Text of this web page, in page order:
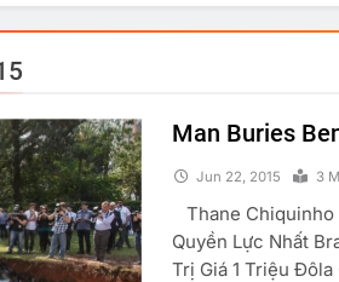
Man Buries
Jun 22, 2015 3
Thane Chiquinho
Quyền Lực Nhất
Trị Giá 1 Triệu